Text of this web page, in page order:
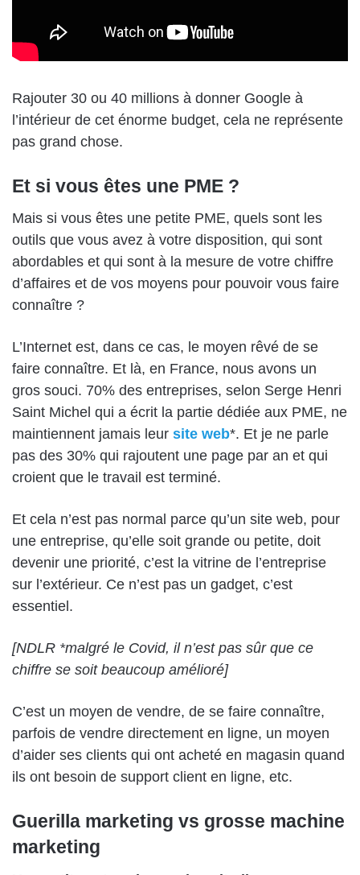
Rajouter 30 ou 40 millions à donner Google à
l’intérieur de cet énorme budget, cela ne représente
pas grand chose.
Et si vous êtes une PME ?
Mais si vous êtes une petite PME, quels sont les
outils que vous avez à votre disposition, qui sont
abordables et qui sont à la mesure de votre chiffre
d’affaires et de vos moyens pour pouvoir vous faire
connaître ?
L’Internet est, dans ce cas, le moyen rêvé de se
faire connaître. Et là, en France, nous avons un
gros souci. 70% des entreprises, selon Serge Henri
Saint Michel qui a écrit la partie dédiée aux PME, ne
maintiennent jamais leur site web*. Et je ne parle
pas des 30% qui rajoutent une page par an et qui
croient que le travail est terminé.
Et cela n’est pas normal parce qu’un site web, pour
une entreprise, qu’elle soit grande ou petite, doit
devenir une priorité, c’est la vitrine de l’entreprise
sur l’extérieur. Ce n’est pas un gadget, c’est
essentiel.
[NDLR *malgré le Covid, il n’est pas sûr que ce
chiffre se soit beaucoup amélioré]
C’est un moyen de vendre, de se faire connaître,
parfois de vendre directement en ligne, un moyen
d’aider ses clients qui ont acheté en magasin quand
ils ont besoin de support client en ligne, etc.
Guerilla marketing vs grosse machine
marketing